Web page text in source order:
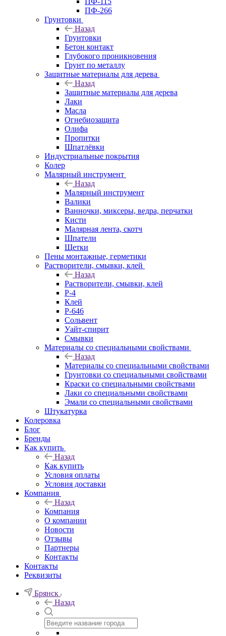
ПФ-266
Грунтовки
Назад
Грунтовки
Бетон контакт
Глубокого проникновения
Грунт по металлу
Защитные материалы для дерева
Назад
Защитные материалы для дерева
Лаки
Масла
Огнебиозащита
Олифа
Пропитки
Шпатлёвки
Индустриальные покрытия
Колер
Малярный инструмент
Назад
Малярный инструмент
Валики
Ванночки, миксеры, ведра, перчатки
Кисти
Малярная лента, скотч
Шпатели
Щетки
Пены монтажные, герметики
Растворители, смывки, клей
Назад
Растворители, смывки, клей
Р-4
Клей
Р-646
Сольвент
Уайт-спирит
Смывки
Материалы со специальными свойствами
Назад
Материалы со специальными свойствами
Грунтовки со специальными свойствами
Краски со специальными свойствами
Лаки со специальными свойствами
Эмали со специальными свойствами
Штукатурка
Колеровка
Блог
Бренды
Как купить
Назад
Как купить
Условия оплаты
Условия доставки
Компания
Назад
Компания
О компании
Новости
Отзывы
Партнеры
Контакты
Контакты
Реквизиты
Брянск
Назад